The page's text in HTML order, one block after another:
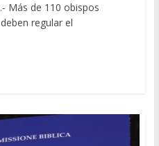
Más de 110 obispos
regular el